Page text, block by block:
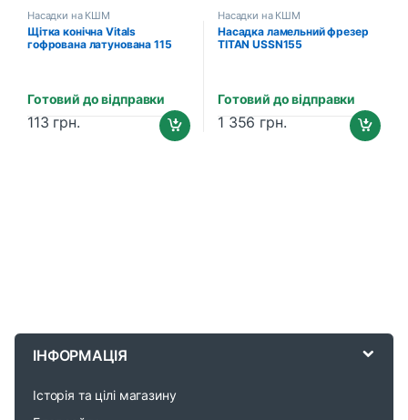
Насадки на КШМ
Щітка конічна Vitals
гофрована латунована 115
Готовий до відправки
113 грн.
Насадки на КШМ
Насадка ламельний фрезер
TITAN USSN155
Готовий до відправки
1 356 грн.
ІНФОРМАЦІЯ
Історія та цілі магазину